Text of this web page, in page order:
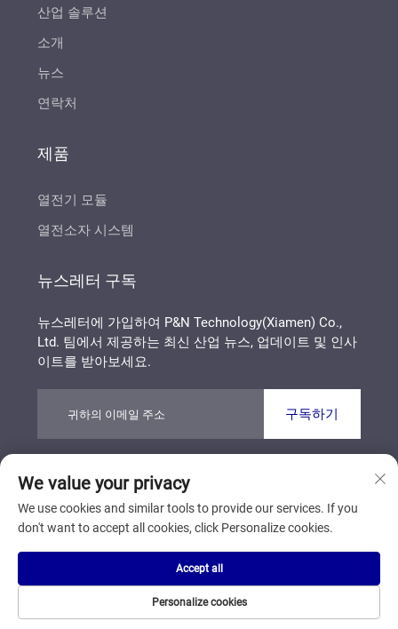
산업 솔루션
소개
뉴스
연락처
제품
열전기 모듈
열전소자 시스템
뉴스레터 구독
뉴스레터에 가입하여 P&N Technology(Xiamen) Co.,
Ltd. 팀에서 제공하는 최신 산업 뉴스, 업데이트 및 인사
이트를 받아보세요.
구독하기
Copyright © P&N Technology (Xiamen) Co., Ltd. All
Rights Reserved
개인정보 보호정책 블로그
맨 위로 스크롤
홈페이지 제품 것입니다 문의
We value your privacy
We use cookies and similar tools to provide our services. If you
don't want to accept all cookies, click Personalize cookies.
Personalize cookies
Accept all